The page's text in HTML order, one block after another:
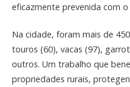
eficazmente prevenida com o
Na cidade, foram mais de
touros (60), vacas (97),
outros. Um trabalho que
propriedades rurais,